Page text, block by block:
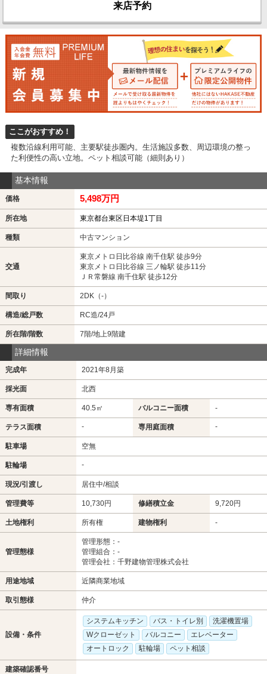
来店予約
ここがおすすめ！
複数沿線利用可能、主要駅徒歩圏内。生活施設多数、周辺環境の整っ
た利便性の高い立地。ペット相談可能（細則あり）
基本情報
価格 5,498万円
所在地 東京都台東区日本堤1丁目
種類 中古マンション
交通
東京メトロ日比谷線 南千住駅 徒歩9分
東京メトロ日比谷線 三ノ輪駅 徒歩11分
ＪＲ常磐線 南千住駅 徒歩12分
間取り 2DK（-）
構造/総戸数 RC造/24戸
所在階/階数 7階/地上9階建
詳細情報
完成年 2021年8月築
採光面 北西
専有面積 40.5㎡ バルコニー面積 -
テラス面積 - 専用庭面積 -
駐車場 空無
駐輪場 -
現況/引渡し 居住中/相談
管理費等 10,730円 修繕積立金 9,720円
土地権利 所有権 建物権利 -
管理態様
管理形態：-
管理組合：-
管理会社：千野建物管理株式会社
用途地域 近隣商業地域
取引態様 仲介
設備・条件
システムキッチン バス・トイレ別
洗濯機置場
Wクローゼット
バルコニー
エレベーター
オートロック
駐輪場 ペット相談
建築確認番号